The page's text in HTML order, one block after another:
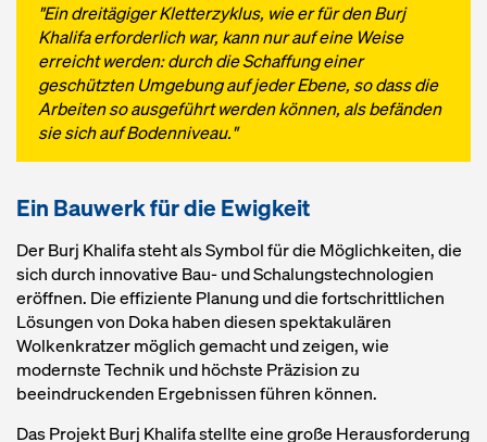
"Ein dreitägiger Kletterzyklus, wie er für den Burj
Khalifa erforderlich war, kann nur auf eine Weise
erreicht werden: durch die Schaffung einer
geschützten Umgebung auf jeder Ebene, so dass die
Arbeiten so ausgeführt werden können, als befänden
sie sich auf Bodenniveau."
Ein Bauwerk für die Ewigkeit
Der Burj Khalifa steht als Symbol für die Möglichkeiten, die
sich durch innovative Bau- und Schalungstechnologien
eröffnen. Die effiziente Planung und die fortschrittlichen
Lösungen von Doka haben diesen spektakulären
Wolkenkratzer möglich gemacht und zeigen, wie
modernste Technik und höchste Präzision zu
beeindruckenden Ergebnissen führen können.
Das Projekt Burj Khalifa stellte eine große Herausforderung